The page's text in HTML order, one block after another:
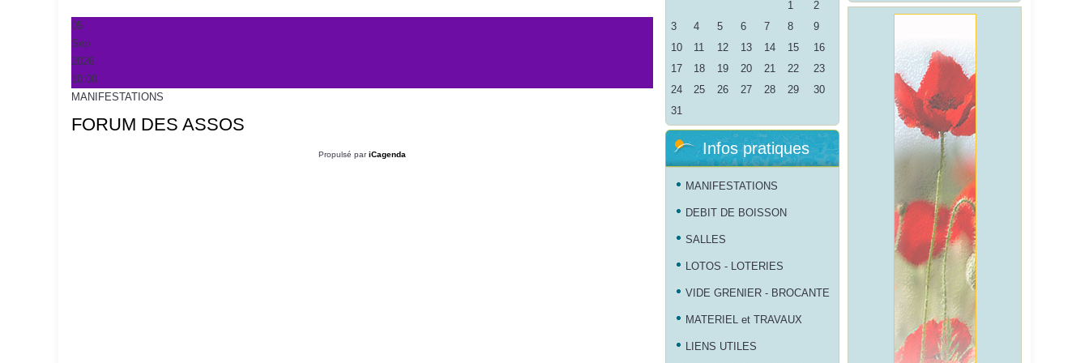
05
Sep
2026
10:00
MANIFESTATIONS
FORUM DES ASSOS
Propulsé pariCagenda
1
2
3
4 5 6 7 8
9
10
11 12 13 14 15
16
17
18 19 20 21 22
23
24
25 26 27 28 29
30
31
Infos pratiques
MANIFESTATIONS
DEBIT DE BOISSON
SALLES
LOTOS - LOTERIES
VIDE GRENIER - BROCANTE
MATERIEL et TRAVAUX
LIENS UTILES